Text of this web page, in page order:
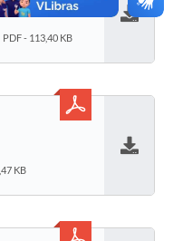
PDF - 113,40 KB
KB